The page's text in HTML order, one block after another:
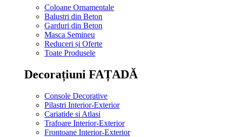
Coloane Ornamentale
Balustri din Beton
Garduri din Beton
Masca Semineu
Reduceri și Oferte
Toate Produsele
Decorațiuni FAȚADĂ
Console Decorative
Pilastri Interior-Exterior
Cariatide si Atlasi
Trafoare Interior-Exterior
Frontoane Interior-Exterior